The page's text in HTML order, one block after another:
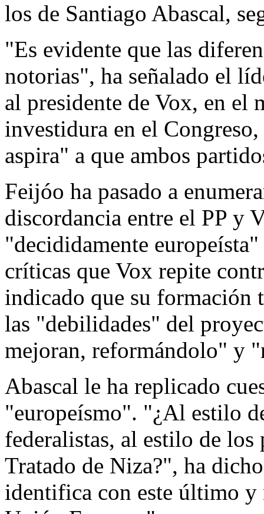
los de Santiago Abascal,
"Es evidente que las
notorias", ha señalado el
al presidente de Vox, en el
investidura en el
aspira" a que ambos
Feijóo ha pasado a
discordancia entre el PP y
"decididamente
críticas que Vox repite
indicado que su formación
las "debilidades" del
mejoran, reformándolo" y
Abascal le ha replicado
"europeísmo". "¿Al estilo
federalistas, al estilo de
Tratado de Niza?", ha
identifica con este último